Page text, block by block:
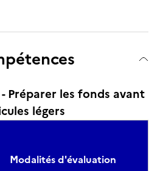
- Préparer les fonds avant
légers
Modalités d'évaluation